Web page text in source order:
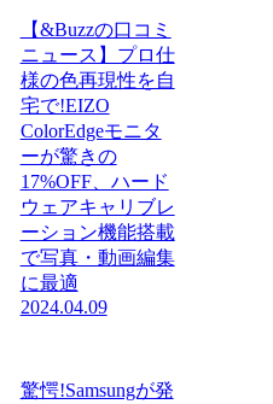
【&Buzzの口コミ
ニュース】プロ仕
様の色再現性を自
宅で!EIZO
ColorEdgeモニタ
ーが驚きの
17%OFF、ハード
ウェアキャリブレ
ーション機能搭載
で写真・動画編集
に最適
2024.04.09
驚愕!Samsungが発